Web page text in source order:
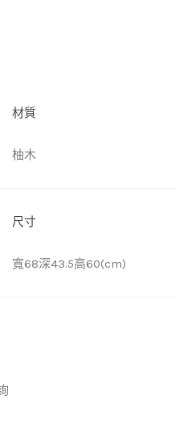
材質
柚木
尺寸
寬68深43.5高60(cm)